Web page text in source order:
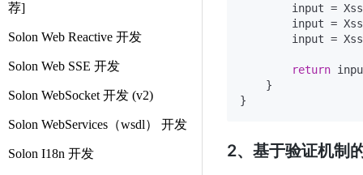
荐]
Solon Web Reactive 开发
Solon Web SSE 开发
Solon WebSocket 开发 (v2)
Solon WebServices（wsdl） 开发
Solon I18n 开发
input =
input =
input =
return
    }
2、基于验证机制